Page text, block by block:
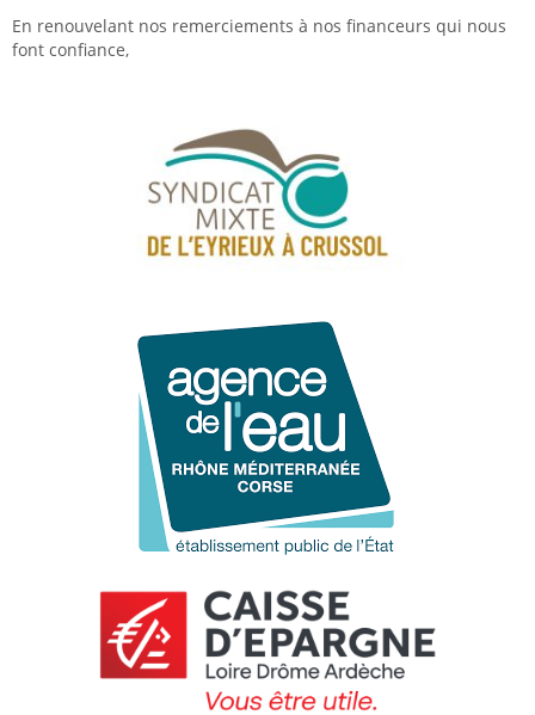
En renouvelant nos remerciements à nos financeurs qui nous
font confiance,